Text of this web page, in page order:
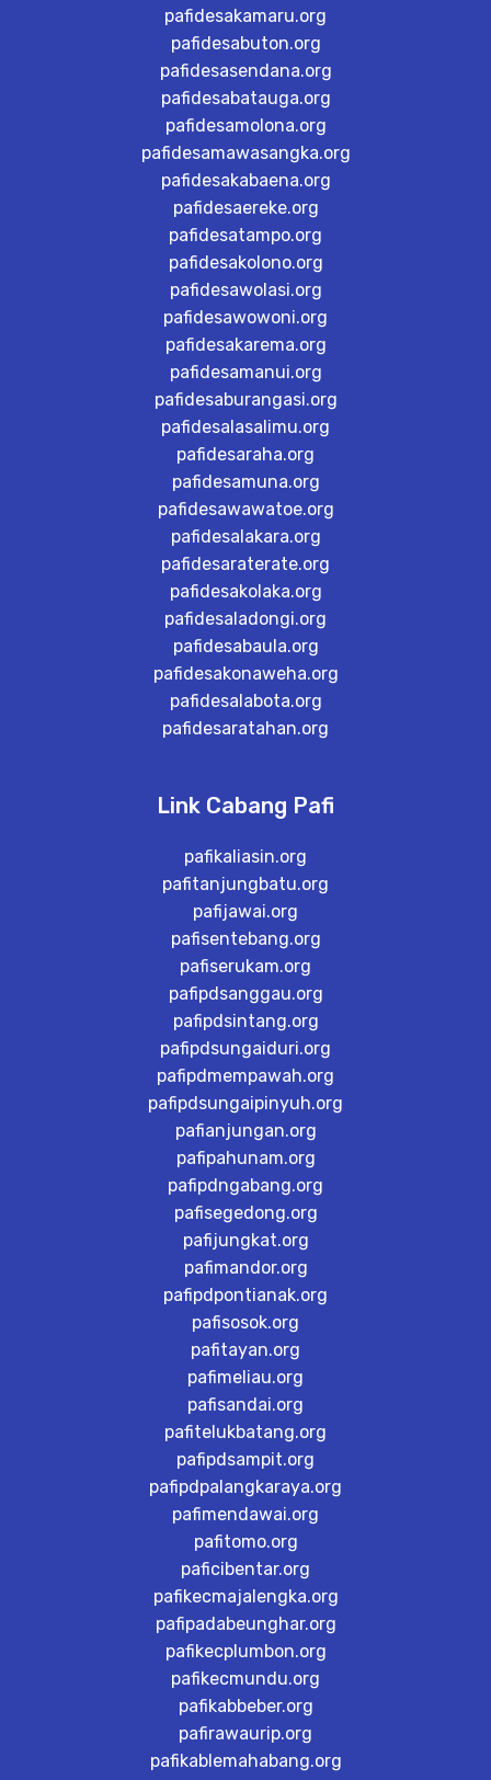
pafidesakamaru.org
pafidesabuton.org
pafidesasendana.org
pafidesabatauga.org
pafidesamolona.org
pafidesamawasangka.org
pafidesakabaena.org
pafidesaereke.org
pafidesatampo.org
pafidesakolono.org
pafidesawolasi.org
pafidesawowoni.org
pafidesakarema.org
pafidesamanui.org
pafidesaburangasi.org
pafidesalasalimu.org
pafidesaraha.org
pafidesamuna.org
pafidesawawatoe.org
pafidesalakara.org
pafidesaraterate.org
pafidesakolaka.org
pafidesaladongi.org
pafidesabaula.org
pafidesakonaweha.org
pafidesalabota.org
pafidesaratahan.org
Link Cabang Pafi
pafikaliasin.org
pafitanjungbatu.org
pafijawai.org
pafisentebang.org
pafiserukam.org
pafipdsanggau.org
pafipdsintang.org
pafipdsungaiduri.org
pafipdmempawah.org
pafipdsungaipinyuh.org
pafianjungan.org
pafipahunam.org
pafipdngabang.org
pafisegedong.org
pafijungkat.org
pafimandor.org
pafipdpontianak.org
pafisosok.org
pafitayan.org
pafimeliau.org
pafisandai.org
pafitelukbatang.org
pafipdsampit.org
pafipdpalangkaraya.org
pafimendawai.org
pafitomo.org
paficibentar.org
pafikecmajalengka.org
pafipadabeunghar.org
pafikecplumbon.org
pafikecmundu.org
pafikabbeber.org
pafirawaurip.org
pafikablemahabang.org